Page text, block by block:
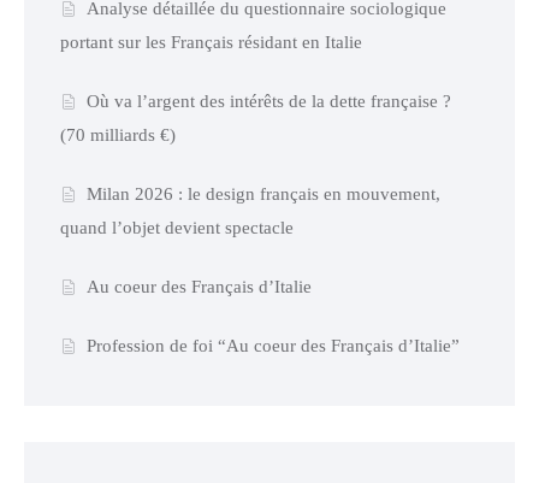
Analyse détaillée du questionnaire sociologique
portant sur les Français résidant en Italie
Où va l’argent des intérêts de la dette française ?
(70 milliards €)
Milan 2026 : le design français en mouvement,
quand l’objet devient spectacle
Au coeur des Français d’Italie
Profession de foi “Au coeur des Français d’Italie”